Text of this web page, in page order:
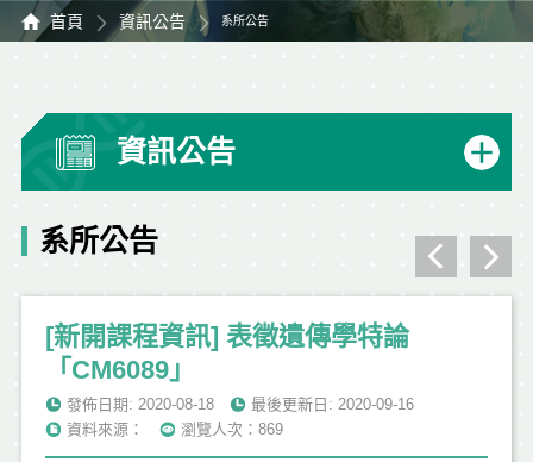
首頁 資訊公告 系所公告
資訊公告
系所公告
[新開課程資訊] 表徵遺傳學特論
「CM6089」
發佈日期: 2020-08-18
最後更新日: 2020-09-16
資料來源：
瀏覽人次：869